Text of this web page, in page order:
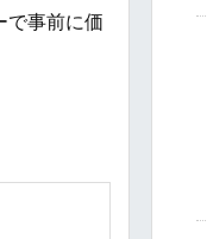
で事前に価